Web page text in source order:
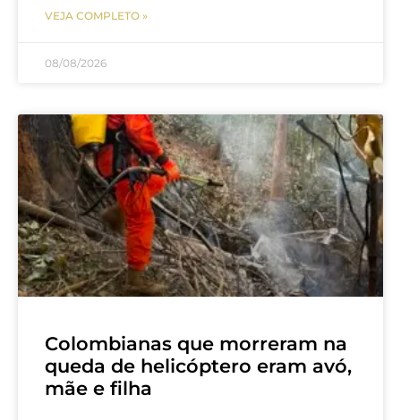
VEJA COMPLETO »
08/08/2026
Colombianas que morreram na
queda de helicóptero eram avó,
mãe e filha